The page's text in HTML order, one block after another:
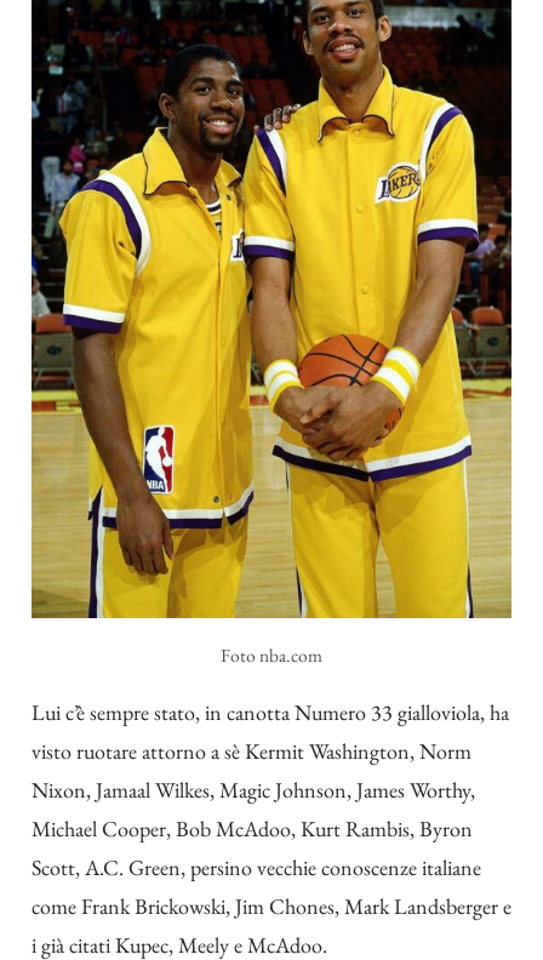
Foto nba.com
Lui c’è sempre stato, in canotta Numero 33 gialloviola, ha
visto ruotare attorno a sè Kermit Washington, Norm
Nixon, Jamaal Wilkes, Magic Johnson, James Worthy,
Michael Cooper, Bob McAdoo, Kurt Rambis, Byron
Scott, A.C. Green, persino vecchie conoscenze italiane
come Frank Brickowski, Jim Chones, Mark Landsberger e
i già citati Kupec, Meely e McAdoo.